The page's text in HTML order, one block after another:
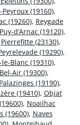
Peyroux (19160),
(19260), Reygade
Puy-d’Arnac (19120),
Pierrefitte (23130),
(19290),
le-Blanc (19310),
Air (19300),
Palazinges (19190),
(19410), Objat
, Noailhac
(19600), Naves